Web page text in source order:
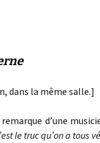
dans la même salle.]
d’une
le truc qu’on a tous